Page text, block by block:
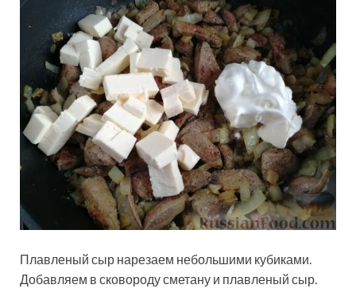
Плавленый сыр нарезаем небольшими кубиками.
Добавляем в сковороду сметану и плавленый сыр.